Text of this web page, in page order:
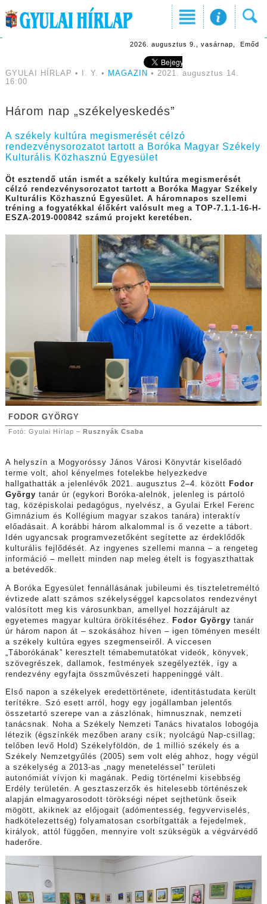
2026. augusztus 9., vasárnap, Emőd
GYULAI HÍRLAP • I. Y. • MAGAZIN • 2021. augusztus 14.
16:00
Három nap „székelyeskedés”
A székely kultúra megismerését célzó
rendezvénysorozatot tartott a Boróka Magyar Székely
Kulturális Közhasznú Egyesület
Öt esztendő után ismét a székely kultúra megismerését
célzó rendezvénysorozatot tartott a Boróka Magyar Székely
Kulturális Közhasznú Egyesület. A háromnapos szellemi
tréning a fogyatékkal élőkért valósult meg a TOP-7.1.1-16-H-
ESZA-2019-000842 számú projekt keretében.
FODOR GYÖRGY
Fotó: Gyulai Hírlap – Rusznyák Csaba
A helyszín a Mogyoróssy János Városi Könyvtár kiselőadó
terme volt, ahol kényelmes fotelekbe helyezkedve
hallgathatták a jelenlévők 2021. augusztus 2–4. között Fodor
György tanár úr (egykori Boróka-alelnök, jelenleg is pártoló
tag, középiskolai pedagógus, nyelvész, a Gyulai Erkel Ferenc
Gimnázium és Kollégium magyar szakos tanára) interaktív
előadásait. A korábbi három alkalommal is ő vezette a tábort.
Idén ugyancsak programvezetőként segítette az érdeklődők
kulturális fejlődését. Az ingyenes szellemi manna – a rengeteg
információ – mellett minden nap meleg ételt is fogyaszthattak
a betévedők.
A Boróka Egyesület fennállásának jubileumi és tiszteletreméltó
évtizede alatt számos székelységgel kapcsolatos rendezvényt
valósított meg kis városunkban, amellyel hozzájárult az
egyetemes magyar kultúra örökítéséhez.
Fodor György tanár
úr három napon át – szokásához híven – igen töményen mesélt
a székely kultúra egyes szegmenseiről. A viccesen
„Táborókának” keresztelt témabemutatókat videók, könyvek,
szövegrészek, dallamok, festmények szegélyezték, így a
rendezvény egyfajta összművészeti happeninggé vált.
Első napon a székelyek eredettörténete, identitástudata került
terítékre. Szó esett arról, hogy egy jogállamban jelentős
összetartó szerepe van a zászlónak, himnusznak, nemzeti
tanácsnak. Noha a Székely Nemzeti Tanács hivatalos lobogója
létezik (égszínkék mezőben arany csík; nyolcágú Nap-csillag;
telőben levő Hold) Székelyföldön, de 1 millió székely és a
Székely Nemzetgyűlés (2005) sem volt elég ahhoz, hogy végül
a székelység a 2013-as „nagy meneteléssel” területi
autonómiát vívjon ki magának. Pedig történelmi kisebbség
Erdély területén. A gesztaszerzők és hitelesebb történészek
alapján elmagyarosodott törökségi népet sejthetünk őseik
mögött, akiknek az előjogait (adómentesség, fegyverviselés,
hadkötelezettség) folyamatosan csorbítgatták a fejedelmek,
királyok, attól függően, mennyire volt szükségük a végvárvédő
haderőre.